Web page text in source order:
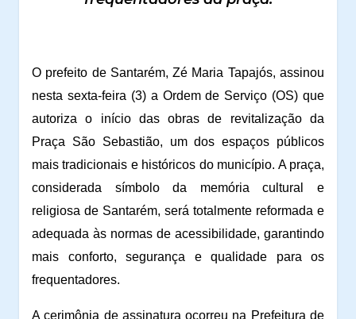
O prefeito de Santarém, Zé Maria Tapajós, assinou
nesta sexta-feira (3) a Ordem de Serviço (OS) que
autoriza o início das obras de revitalização da
Praça São Sebastião, um dos espaços públicos
mais tradicionais e históricos do município. A praça,
considerada símbolo da memória cultural e
religiosa de Santarém, será totalmente reformada e
adequada às normas de acessibilidade, garantindo
mais conforto, segurança e qualidade para os
frequentadores.
A cerimônia de assinatura ocorreu na Prefeitura de